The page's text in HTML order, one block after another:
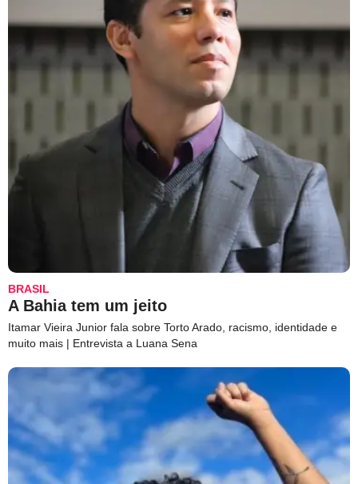
BRASIL
A Bahia tem um jeito
Itamar Vieira Junior fala sobre Torto Arado, racismo, identidade e
muito mais | Entrevista a Luana Sena